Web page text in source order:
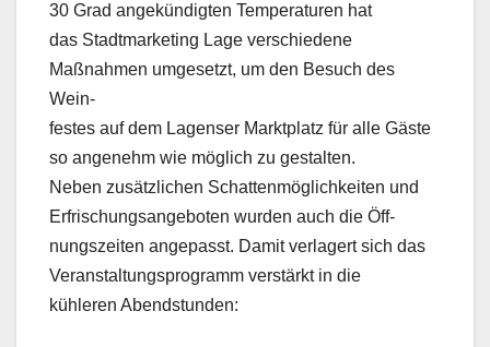
30 Grad angekündigten Temperaturen hat
das Stadtmarketing Lage verschiedene
Maßnahmen umgesetzt, um den Besuch des
Wein-
festes auf dem Lagenser Marktplatz für alle Gäste
so angenehm wie möglich zu gestalten.
Neben zusätzlichen Schattenmöglichkeiten und
Erfrischungsangeboten wurden auch die Öff-
nungszeiten angepasst. Damit verlagert sich das
Veranstaltungsprogramm verstärkt in die
kühleren Abendstunden: